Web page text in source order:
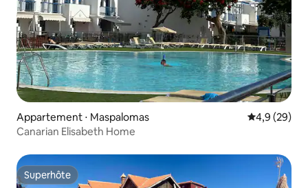
Appartement ⋅ Maspalomas Évaluation
4,9 (29)
Canarian Elisabeth Home
Superhôte
Superhôte